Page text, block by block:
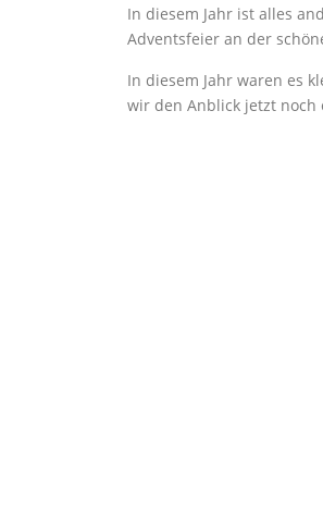
In diesem Jahr ist alles
Adventsfeier an der
In diesem Jahr waren es
wir den Anblick jetzt